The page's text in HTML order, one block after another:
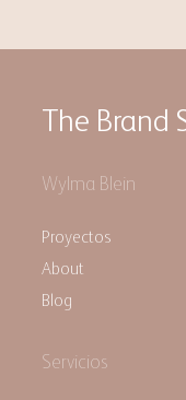
The Brand
Wylma Blein
Proyectos
About
Blog
Servicios